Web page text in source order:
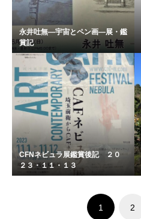
永井吐無―宇宙とペン画―展・鑑
賞記
CFNネビュラ展鑑賞後記 ２０
２３・１１・１３
1 2